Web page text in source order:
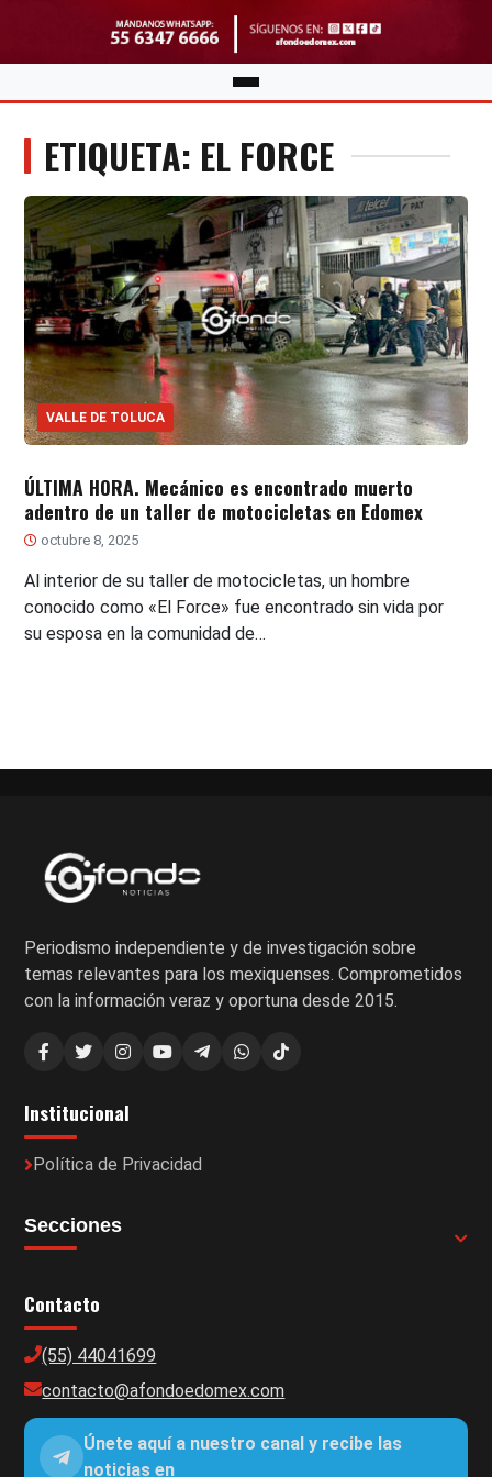
ETIQUETA: EL FORCE
VALLE DE TOLUCA
ÚLTIMA HORA. Mecánico es encontrado muerto
adentro de un taller de motocicletas en Edomex
octubre 8, 2025
Al interior de su taller de motocicletas, un hombre
conocido como «El Force» fue encontrado sin vida por
su esposa en la comunidad de…
Periodismo independiente y de investigación sobre
temas relevantes para los mexiquenses. Comprometidos
con la información veraz y oportuna desde 2015.
Institucional
Política de Privacidad
Secciones
Contacto
(55) 44041699
contacto@afondoedomex.com
Únete aquí a nuestro canal y recibe las
noticias en